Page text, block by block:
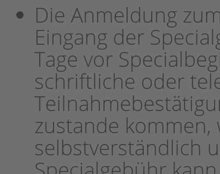
Die Anmeldung
Eingang der
Tage vor
schriftliche oder
zustande kommen,
selbstverständlich